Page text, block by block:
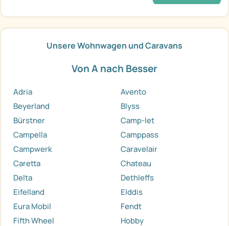
Unsere Wohnwagen und Caravans
Von A nach Besser
Adria
Avento
Beyerland
Blyss
Bürstner
Camp-let
Campella
Camppass
Campwerk
Caravelair
Caretta
Chateau
Delta
Dethleffs
Eifelland
Elddis
Eura Mobil
Fendt
Fifth Wheel
Hobby